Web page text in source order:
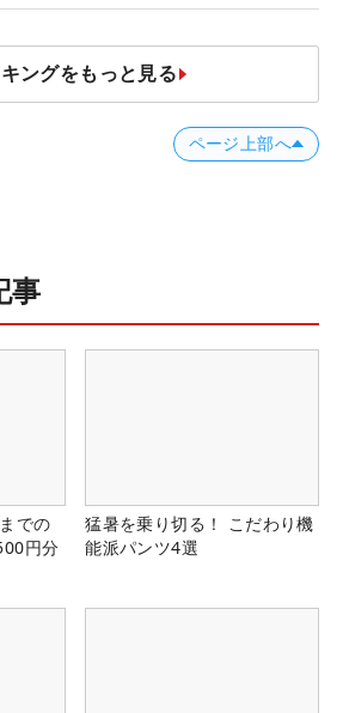
ングをもっと見る
ページ上部へ
事
での
円分
猛暑を乗り切る！ こだわり機
能派パンツ4選